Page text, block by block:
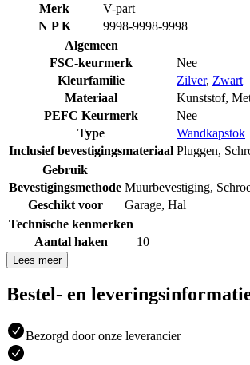
Merk
V-part
N P K
9998-9998-9998
Algemeen
FSC-keurmerk
Nee
Kleurfamilie
Zilver, Zwart
Materiaal
Kunststof,
PEFC Keurmerk
Nee
Type
Wandkapstok
Inclusief bevestigingsmateriaal Pluggen,
Gebruik
Bevestigingsmethode Muurbevestiging,
Geschikt voor
Garage, Hal
Technische kenmerken
Aantal haken
10
Lees meer
Bestel- en
Bezorgd door onze leverancier